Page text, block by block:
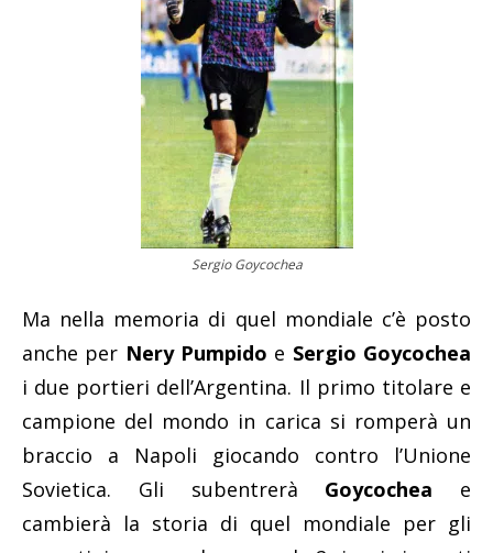
Sergio Goycochea
Ma nella memoria di quel mondiale c’è posto
anche per Nery Pumpido e Sergio Goycochea
i due portieri dell’Argentina. Il primo titolare e
campione del mondo in carica si romperà un
braccio a Napoli giocando contro l’Unione
Sovietica. Gli subentrerà Goycochea e
cambierà la storia di quel mondiale per gli